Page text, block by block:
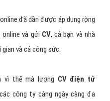
đã dần được áp dụng rộng
và gửi CV, cả bạn và nhà
và cả công sức.
vì thế mà lượng CV điện tử
công ty càng ngày càng đa